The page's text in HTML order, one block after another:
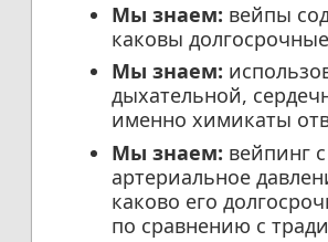
Мы знаем: вейпы
каковы
Мы знаем:
дыхательной,
именно химикаты
Мы знаем: вейпинг
артериальное
каково его
по сравнению с